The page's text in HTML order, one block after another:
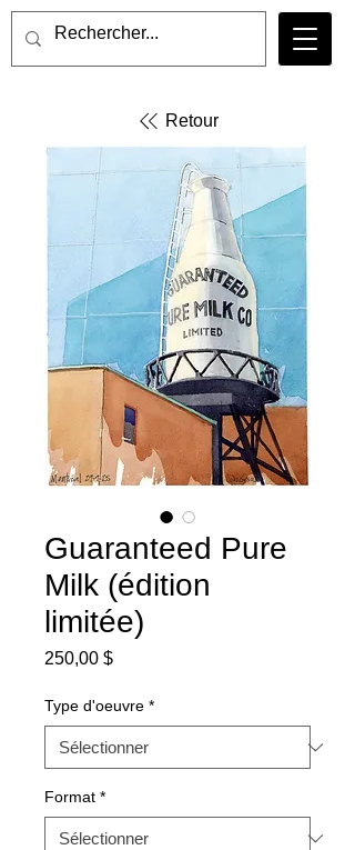
Retour
Guaranteed Pure
Milk (édition
limitée)
250,00 $Prix
Type d'oeuvre *
Format *